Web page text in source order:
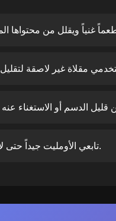
تابعي الأومليت جيداً حتى لا ينشف البيض.